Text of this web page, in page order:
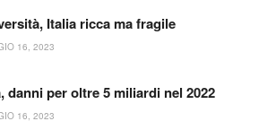
Italia ricca ma fragile
16, 2023
danni per oltre 5 miliardi nel 2022
16, 2023